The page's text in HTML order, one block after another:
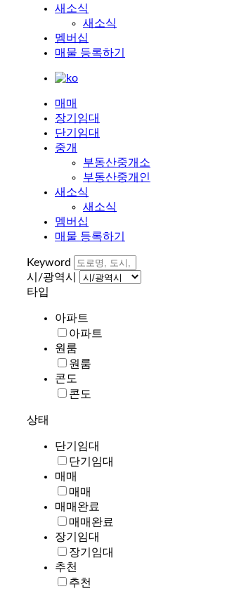
새소식
새소식
멤버십
매물 등록하기
매매
장기임대
단기임대
중개
부동산중개소
부동산중개인
새소식
새소식
멤버십
매물 등록하기
Keyword
시/광역시
타입
아파트
아파트
원룸
원룸
콘도
콘도
상태
단기임대
단기임대
매매
매매
매매완료
매매완료
장기임대
장기임대
추천
추천